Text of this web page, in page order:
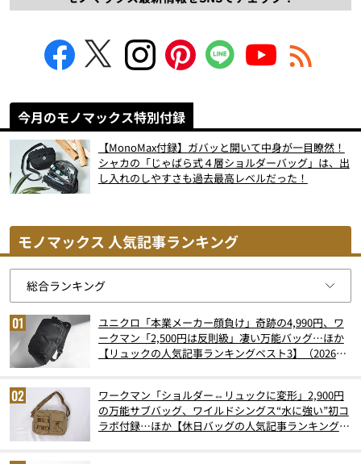
今月のモノマックス特別付録
【MonoMax付録】ガバッと開いて中身が一目瞭然！
シャカの「じゃばら式４層ショルダーバッグ」は、出
し入れのしやすさも過去最高レベルだった！
モノマックス 人気記事ランキング
ユニクロ「本業メーカー顔負け」奇跡の4,990円、ワ
ークマン「2,500円は反則級」凄い万能バッグ…ほか
【リュックの人気記事ランキングベスト3】（2026年
ワークマン「ショルダー⇔リュックに変形」2,900円
の万能サブバッグ、ワイルドシングス“水に強い”初コ
ラボ付録…ほか【休日バッグの人気記事ランキングベ